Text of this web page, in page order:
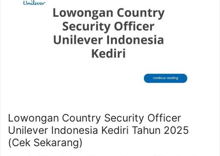
Lowongan Country Security Officer
Unilever Indonesia Kediri Tahun 2025
(Cek Sekarang)